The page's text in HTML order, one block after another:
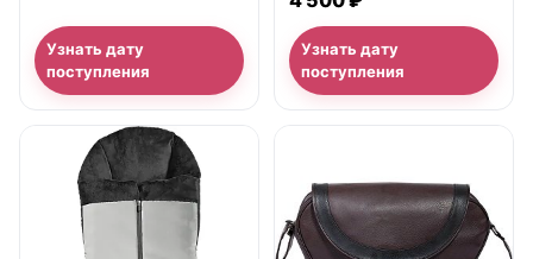
Узнать дату
поступления
Узнать дату
поступления